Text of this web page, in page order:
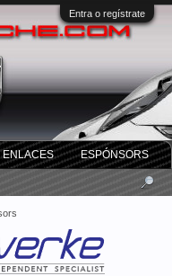
Entra o regístrate
ENLACES ESPÓNSORS